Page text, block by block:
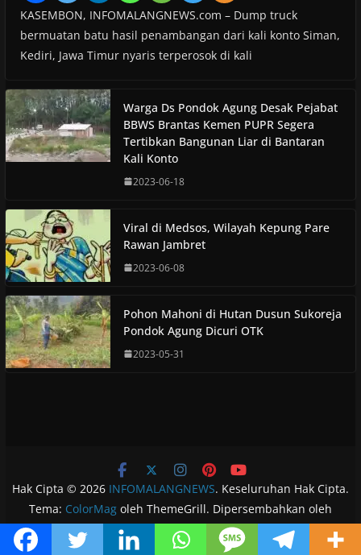
KASEMBON, INFOMALANGNEWS.com – Dump truck
bermuatan batu hasil penambangan dari kali konto Siman,
Kediri, Jawa Timur nyaris terperosok di kali
Warga Ds Pondok Agung Desak Pejabat
BBWS Brantas Kemen PUPR Segera
Tertibkan Bangunan Liar di Bantaran
Kali Konto
2023-06-18
Viral di Medsos, Wilayah Kepung Pare
Rawan Jambret
2023-06-08
Pohon Mahoni di Hutan Dusun Sukoreja
Pondok Agung Dicuri OTK
2023-05-31
Hak Cipta © 2026 INFOMALANGNEWS. Keseluruhan Hak Cipta.
Tema: ColorMagoleh ThemeGrill. Dipersembahkan oleh
WordPress.